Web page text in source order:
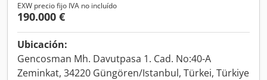
EXW precio fijo IVA no incluído
190.000 €
Ubicación:
Gencosman Mh. Davutpasa 1. Cad. No:40-A
Zeminkat, 34220 Güngören/Istanbul, Türkei, Türkiye